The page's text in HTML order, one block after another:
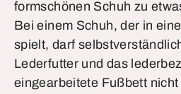
formschönen Schuh zu
Bei einem Schuh, der in
spielt, darf
Lederfutter und das
eingearbeitete Fußbett